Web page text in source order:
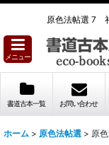
原色法帖選 7
メニュー
書道古本一覧 お問い合わせ
ホーム > 原色法帖選 > 原